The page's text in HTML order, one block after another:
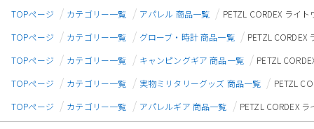
TOPページ
カテゴリー一覧 アパレル 商品一覧
PETZL CORDEX ライ
TOPページ
カテゴリー一覧 グローブ・時計 商品一覧
PETZL
TOPページ
カテゴリー一覧 キャンピングギア 商品一覧
PETZL
TOPページ
カテゴリー一覧 実物ミリタリーグッズ 商品一覧
PETZL
TOPページ
カテゴリー一覧 アパレルギア 商品一覧 PETZL CORDEX